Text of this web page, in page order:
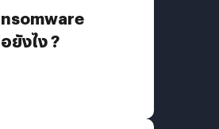
ยังไง ?